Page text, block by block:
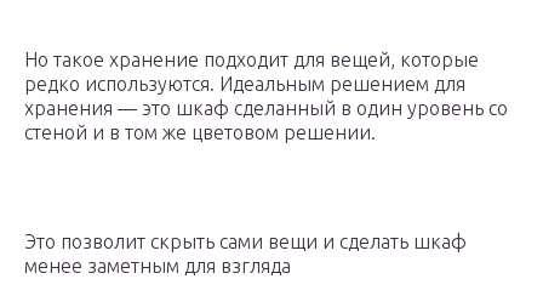
Но такое хранение подходит для вещей, которые
редко используются. Идеальным решением для
хранения — это шкаф сделанный в один уровень со
стеной и в том же цветовом решении.
Это позволит скрыть сами вещи и сделать шкаф
менее заметным для взгляда